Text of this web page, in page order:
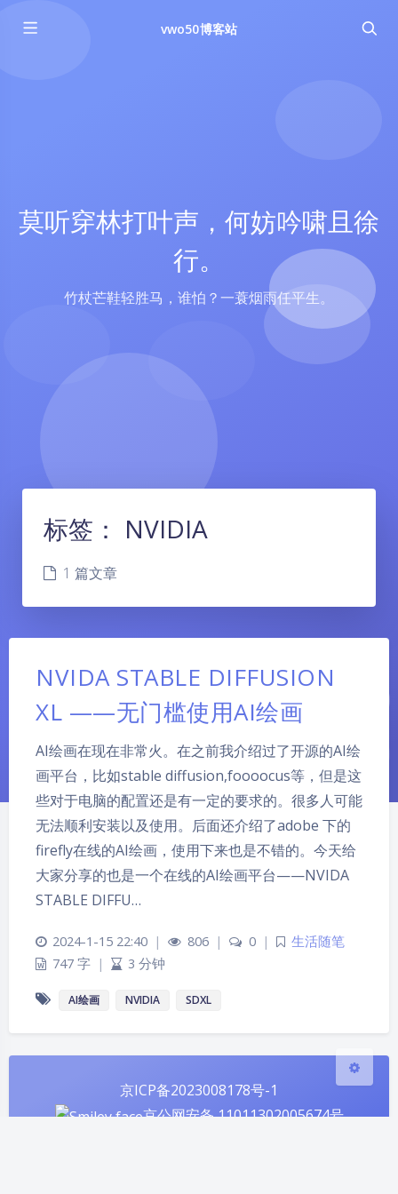
vwo50博客站
莫听穿林打叶声，何妨吟啸且徐
行。
竹杖芒鞋轻胜马，谁怕？一蓑烟雨任平生。
夜间模式
浅阴影 深阴影
关闭
标签： NVIDIA
1 篇文章
NVIDA STABLE DIFFUSION
XL ——无门槛使用AI绘画
AI绘画在现在非常火。在之前我介绍过了开源的AI绘
画平台，比如stable diffusion,foooocus等，但是这
些对于电脑的配置还是有一定的要求的。很多人可能
无法顺利安装以及使用。后面还介绍了adobe 下的
firefly在线的AI绘画，使用下来也是不错的。今天给
大家分享的也是一个在线的AI绘画平台——NVIDA
STABLE DIFFU…
2024-1-15 22:40 | 806 | 0 |
生活随笔
747 字 | 3 分钟
AI绘画 NVIDIA SDXL
京ICP备2023008178号-1
京公网安备 11011302005674号